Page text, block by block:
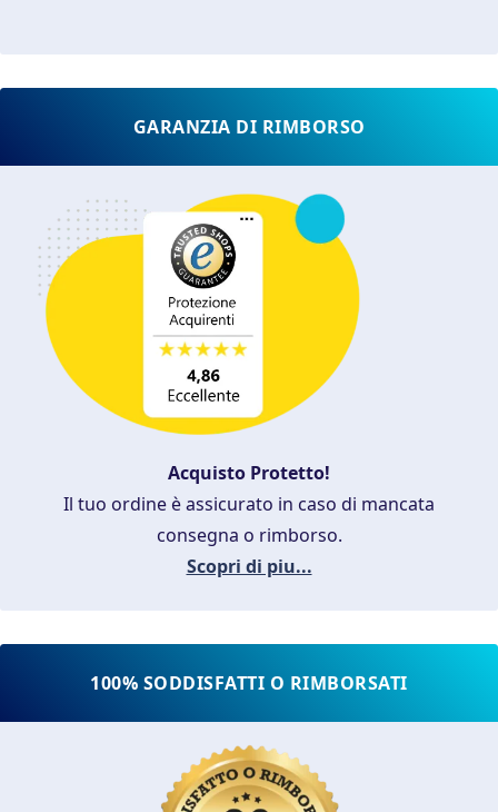
GARANZIA DI RIMBORSO
Acquisto Protetto!
Il tuo ordine è assicurato in caso di mancata
consegna o rimborso.
Scopri di piu...
100% SODDISFATTI O RIMBORSATI